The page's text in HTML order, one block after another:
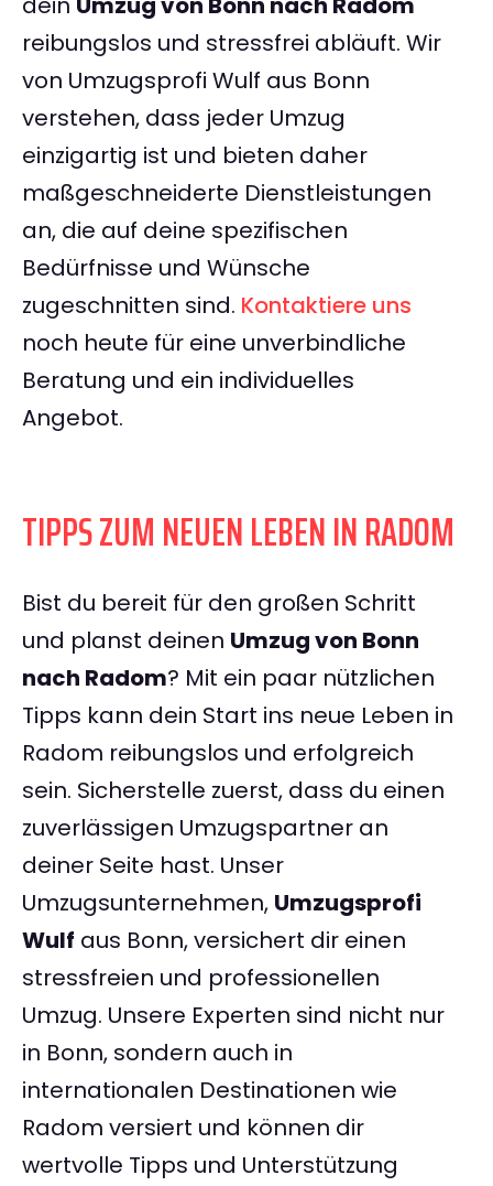
reibungslos und stressfrei abläuft. Wir
von Umzugsprofi Wulf aus Bonn
verstehen, dass jeder Umzug
einzigartig ist und bieten daher
maßgeschneiderte Dienstleistungen
an, die auf deine spezifischen
Bedürfnisse und Wünsche
zugeschnitten sind. Kontaktiere uns
noch heute für eine unverbindliche
Beratung und ein individuelles
Angebot.
TIPPS ZUM NEUEN LEBEN IN RADOM
Bist du bereit für den großen Schritt
und planst deinen Umzug von Bonn
nach Radom? Mit ein paar nützlichen
Tipps kann dein Start ins neue Leben in
Radom reibungslos und erfolgreich
sein. Sicherstelle zuerst, dass du einen
zuverlässigen Umzugspartner an
deiner Seite hast. Unser
Umzugsunternehmen, Umzugsprofi
Wulf aus Bonn, versichert dir einen
stressfreien und professionellen
Umzug. Unsere Experten sind nicht nur
in Bonn, sondern auch in
internationalen Destinationen wie
Radom versiert und können dir
wertvolle Tipps und Unterstützung